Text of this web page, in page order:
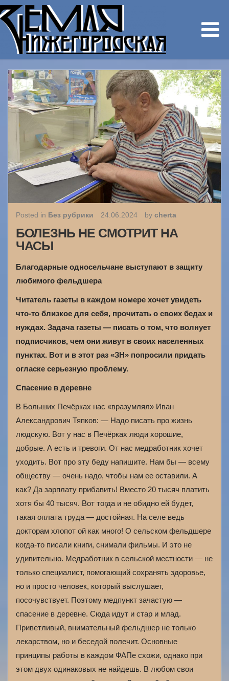
Posted in Без рубрики 24.06.2024 by cherta
БОЛЕЗНЬ НЕ СМОТРИТ НА
ЧАСЫ
Благодарные односельчане выступают в защиту
любимого фельдшера
Читатель газеты в каждом номере хочет увидеть
что-то близкое для себя, прочитать о своих бедах и
нуждах. Задача газеты — писать о том, что волнует
подписчиков, чем они живут в своих населенных
пунктах. Вот и в этот раз «ЗН» попросили придать
огласке серьезную проблему.
Спасение в деревне
В Больших Печёрках нас «вразумлял» Иван
Александрович Тяпков: — Надо писать про жизнь
людскую. Вот у нас в Печёрках люди хорошие,
добрые. А есть и тревоги. От нас медработник хочет
уходить. Вот про эту беду напишите. Нам бы — всему
обществу — очень надо, чтобы нам ее оставили. А
как? Да зарплату прибавить! Вместо 20 тысяч платить
хотя бы 40 тысяч. Вот тогда и не обидно ей будет,
такая оплата труда — достойная. На селе ведь
докторам хлопот ой как много! О сельском фельдшере
когда-то писали книги, снимали фильмы. И это не
удивительно. Медработник в сельской местности — не
только специалист, помогающий сохранять здоровье,
но и просто человек, который выслушает,
посочувствует. Поэтому медпункт зачастую —
спасение в деревне. Сюда идут и стар и млад.
Приветливый, внимательный фельдшер не только
лекарством, но и беседой полечит. Основные
принципы работы в каждом ФАПе схожи, однако при
этом двух одинаковых не найдешь. В любом свои